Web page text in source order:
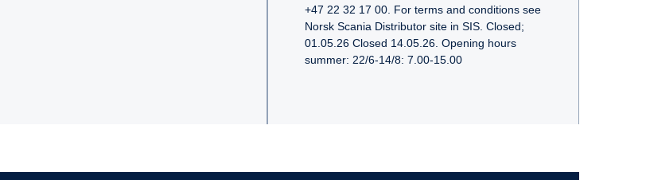
+47 22 32 17 00. For terms and conditions see
Norsk Scania Distributor site in SIS. Closed;
01.05.26 Closed 14.05.26. Opening hours
summer: 22/6-14/8: 7.00-15.00